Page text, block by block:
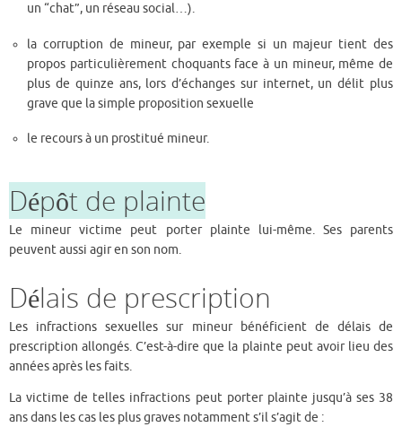
un “chat”, un réseau social…).
la corruption de mineur, par exemple si un majeur tient des
propos particulièrement choquants face à un mineur, même de
plus de quinze ans, lors d’échanges sur internet, un délit plus
grave que la simple proposition sexuelle
le recours à un prostitué mineur.
Dépôt de plainte
Le mineur victime peut porter plainte lui-même. Ses parents
peuvent aussi agir en son nom.
Délais de prescription
Les infractions sexuelles sur mineur bénéficient de délais de
prescription allongés. C’est-à-dire que la plainte peut avoir lieu des
années après les faits.
La victime de telles infractions peut porter plainte jusqu’à ses 38
ans dans les cas les plus graves notamment s’il s’agit de :